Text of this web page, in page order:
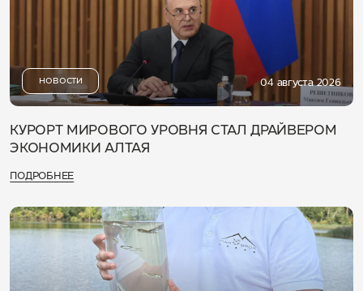
НОВОСТИ 04 августа 2026
КУРОРТ МИРОВОГО УРОВНЯ СТАЛ ДРАЙВЕРОМ
ЭКОНОМИКИ АЛТАЯ
ПОДРОБНЕЕ